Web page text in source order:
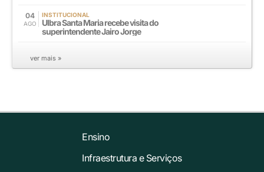
04
AGO
INSTITUCIONAL
Ulbra Santa Maria recebe visita do
superintendente Jairo Jorge
ver mais »
Ensino
Infraestrutura e Serviços